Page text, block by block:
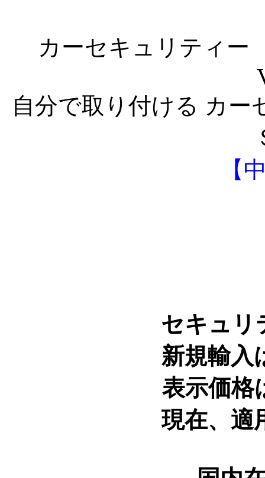
カーセキュリティ
自分で取り付ける カー
【
セキュリ
新規輸入
表示価格
現在、適